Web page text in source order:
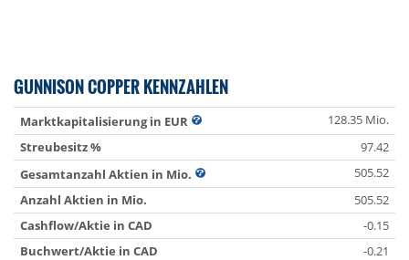
GUNNISON COPPER KENNZAHLEN
Marktkapitalisierung in EUR
128.35 Mio.
Streubesitz %
97.42
Gesamtanzahl Aktien in Mio.
505.52
Anzahl Aktien in Mio.
505.52
Cashflow/Aktie in CAD
-0.15
Buchwert/Aktie in CAD
-0.21